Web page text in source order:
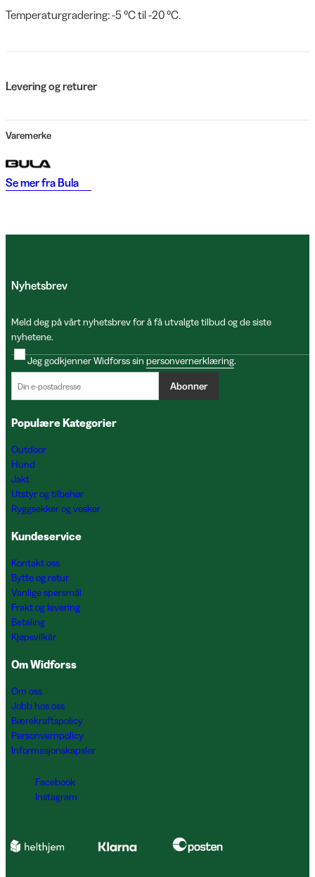
Temperaturgradering: -5 °C til -20 °C.
Levering og returer
Varemerke
Se mer fra Bula
Nyhetsbrev
Meld deg på vårt nyhetsbrev for å få utvalgte tilbud og de siste
nyhetene.
Jeg godkjenner Widforss sin personvernerklæring.
Abonner
Populære Kategorier
Outdoor
Hund
Jakt
Utstyr og tilbehør
Ryggsekker og vesker
Kundeservice
Kontakt oss
Bytte og retur
Vanlige spørsmål
Frakt og levering
Betaling
Kjøpsvilkår
Om Widforss
Om oss
Jobb hos oss
Bærekraftspolicy
Personvernpolicy
Informasjonskapsler
Facebook
Instagram